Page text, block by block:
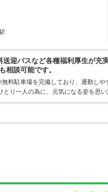
迎バスなど各種福利厚生が充
相談可能です。
料駐車場を完備しており、通勤し
とり一人の為に、元気になる姿を思